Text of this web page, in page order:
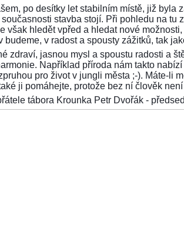
po desítky let stabilním místě, již byla
stavba stojí. Při pohledu na tu
však hledět vpřed a hledat nové
budeme, v radost a spousty zážitků, tak
zdraví, jasnou mysl a spoustu radosti a
Například příroda nám takto
pro život v jungli města ;-). Máte-li
ji pomáhejte, protože bez ní člověk
tábora Krounka Petr Dvořák -